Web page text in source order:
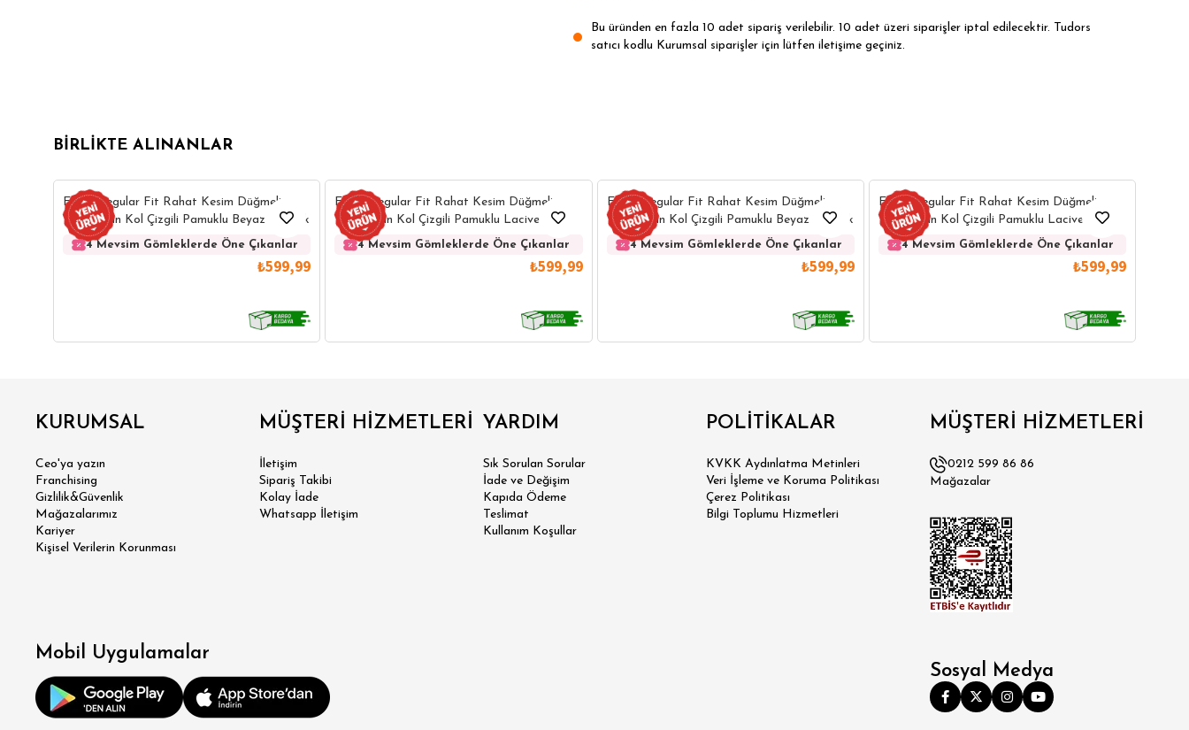
Bu üründen en fazla 10 adet sipariş verilebilir. 10 adet üzeri siparişler iptal edilecektir. Tudors
satıcı kodlu Kurumsal siparişler için lütfen iletişime geçiniz.
BIRLIKTE ALINANLAR
Erkek Regular Fit Rahat Kesim Düğmeli
Yaka Uzun Kol Çizgili Pamuklu Beyaz Gömlek
4 Mevsim Gömleklerde Öne Çıkanlar
₺599,99
Erkek Regular Fit Rahat Kesim Düğmeli
Yaka Uzun Kol Çizgili Pamuklu Lacivert
Gömlek
4 Mevsim Gömleklerde Öne Çıkanlar
₺599,99
Erkek Regular Fit Rahat Kesim Düğmeli
Yaka Uzun Kol Çizgili Pamuklu Beyaz Gömlek
4 Mevsim Gömleklerde Öne Çıkanlar
₺599,99
Erkek Regular Fit Rahat Kesim Düğmeli
Yaka Uzun Kol Çizgili Pamuklu Lacivert
Gömlek
4 Mevsim Gömleklerde Öne Çıkanlar
₺599,99
KURUMSAL
Ceo'ya yazın
Franchising
Gizlilik&Güvenlik
Mağazalarımız
Kariyer
Kişisel Verilerin Korunması
MÜŞTERİ HİZMETLERİ
İletişim
Sipariş Takibi
Kolay İade
Whatsapp İletişim
YARDIM
Sık Sorulan Sorular
İade ve Değişim
Kapıda Ödeme
Teslimat
Kullanım Koşullar
POLİTİKALAR
KVKK Aydınlatma Metinleri
Veri İşleme ve Koruma Politikası
Çerez Politikası
Bilgi Toplumu Hizmetleri
MÜŞTERİ HİZMETLERİ
0212 599 86 86
Mağazalar
Sosyal Medya
Mobil Uygulamalar